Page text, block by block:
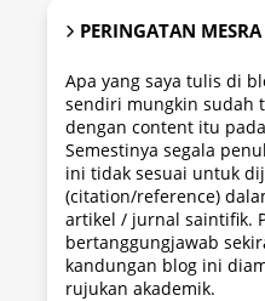
PERINGATAN MESRA
Apa yang saya tulis di
sendiri mungkin sudah
dengan content itu
Semestinya segala
ini tidak sesuai untuk
(citation/reference)
artikel / jurnal saintifik.
bertanggungjawab
kandungan blog ini
rujukan akademik.